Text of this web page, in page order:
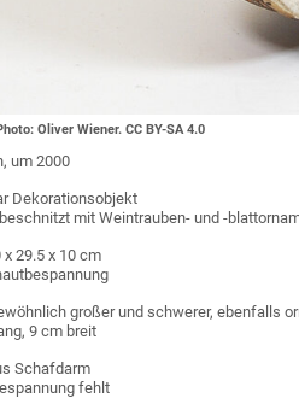
Oliver Wiener. CC BY-SA 4.0
um 2000
Dekorationsobjekt
mit Weintrauben- und -
x 29.5 x 10 cm
großer und schwerer, ebenfalls
9 cm breit
Schafdarm
fehlt